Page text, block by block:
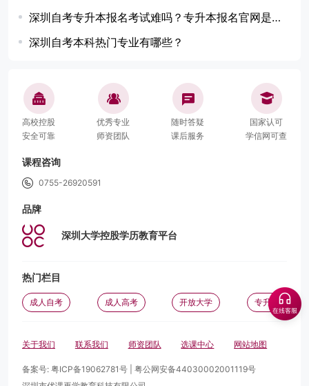
深圳自考专升本报名考试难吗？专升本报名官网是哪个？
深圳自考本科热门专业有哪些？
高校控股
安全可靠
优秀专业
师资团队
随时答疑
课后服务
国家认可
学信网可查
课程咨询
0755-26920591
品牌
深圳大学控股学历教育平台
热门栏目
成人自考 成人高考 开放大学 专升本
关于我们 联系我们 师资团队 选课中心 网站地图
备案号: 粤ICP备19062781号
粤公网安备44030002001119号